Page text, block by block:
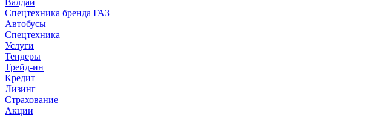
Валдай
Спецтехника бренда ГАЗ
Автобусы
Спецтехника
Услуги
Тендеры
Трейд-ин
Кредит
Лизинг
Страхование
Акции